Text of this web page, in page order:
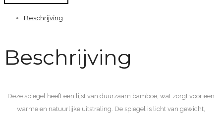
aantal
Beschrijving
Beschrijving
Deze spiegel heeft een lijst van duurzaam bamboe, wat zorgt voor een
warme en natuurlijke uitstraling. De spiegel is licht van gewicht,